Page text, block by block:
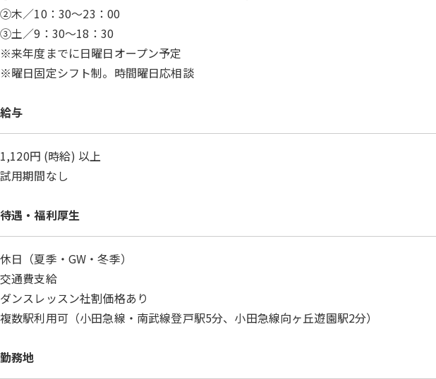
②木／10：30～23：00
③土／9：30～18：30
※来年度までに日曜日オープン予定
※曜日固定シフト制。時間曜日応相談
給与
1,120円 (時給) 以上
試用期間なし
待遇・福利厚生
休日（夏季・GW・冬季）
交通費支給
ダンスレッスン社割価格あり
複数駅利用可（小田急線・南武線登戸駅5分、小田急線向ヶ丘遊園駅2分）
勤務地